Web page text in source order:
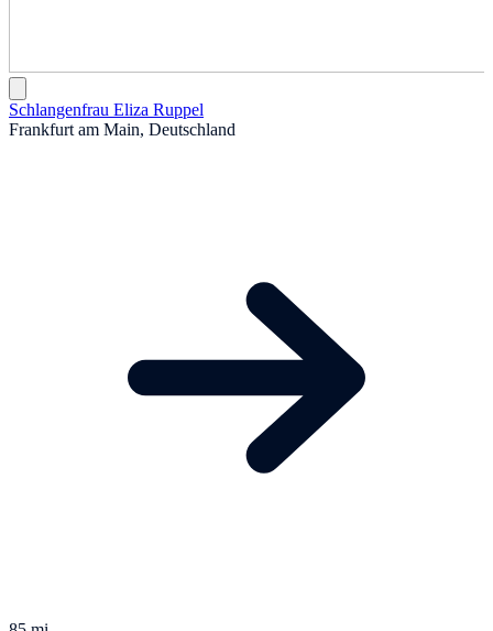
Schlangenfrau Eliza Ruppel
Frankfurt am Main, Deutschland